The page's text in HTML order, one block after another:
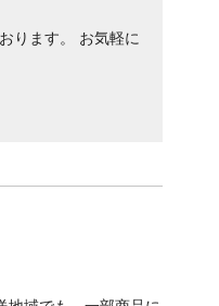
ります。 お気軽に